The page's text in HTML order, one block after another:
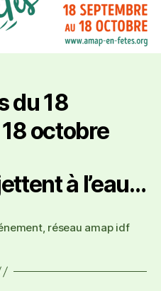
du 18
octobre
à l’eau…
, réseau amap idf